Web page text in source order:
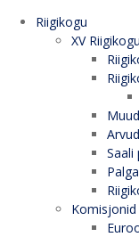
Riigikogu
XV Riigikogu
Saali
Komisjonid